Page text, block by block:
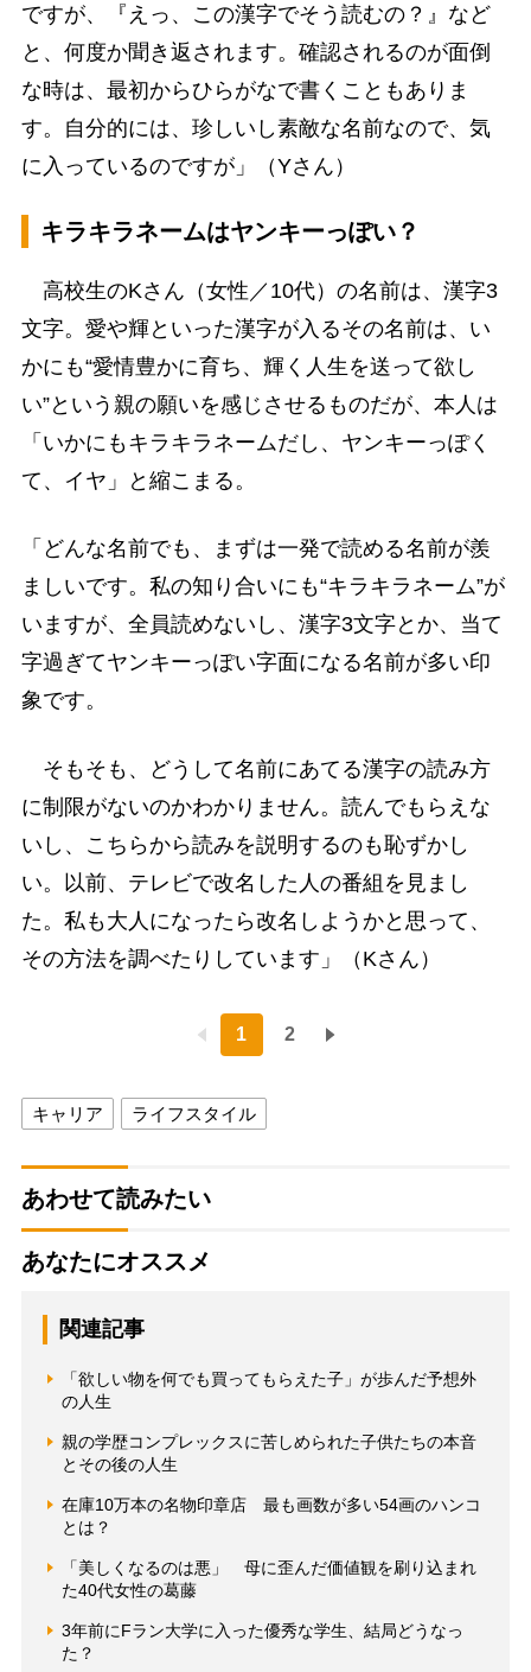
ですが、『えっ、この漢字でそう読むの？』など
と、何度か聞き返されます。確認されるのが面倒
な時は、最初からひらがなで書くこともありま
す。自分的には、珍しいし素敵な名前なので、気
に入っているのですが」（Yさん）
キラキラネームはヤンキーっぽい？
高校生のKさん（女性／10代）の名前は、漢字3
文字。愛や輝といった漢字が入るその名前は、い
かにも“愛情豊かに育ち、輝く人生を送って欲し
い”という親の願いを感じさせるものだが、本人は
「いかにもキラキラネームだし、ヤンキーっぽく
て、イヤ」と縮こまる。
「どんな名前でも、まずは一発で読める名前が羨
ましいです。私の知り合いにも“キラキラネーム”が
いますが、全員読めないし、漢字3文字とか、当て
字過ぎてヤンキーっぽい字面になる名前が多い印
象です。
そもそも、どうして名前にあてる漢字の読み方
に制限がないのかわかりません。読んでもらえな
いし、こちらから読みを説明するのも恥ずかし
い。以前、テレビで改名した人の番組を見まし
た。私も大人になったら改名しようかと思って、
その方法を調べたりしています」（Kさん）
1 2
キャリア ライフスタイル
あわせて読みたい
あなたにオススメ
関連記事
「欲しい物を何でも買ってもらえた子」が歩んだ予想外
の人生
親の学歴コンプレックスに苦しめられた子供たちの本音
とその後の人生
在庫10万本の名物印章店 最も画数が多い54画のハンコ
とは？
「美しくなるのは悪」 母に歪んだ価値観を刷り込まれ
た40代女性の葛藤
3年前にFラン大学に入った優秀な学生、結局どうなっ
た？